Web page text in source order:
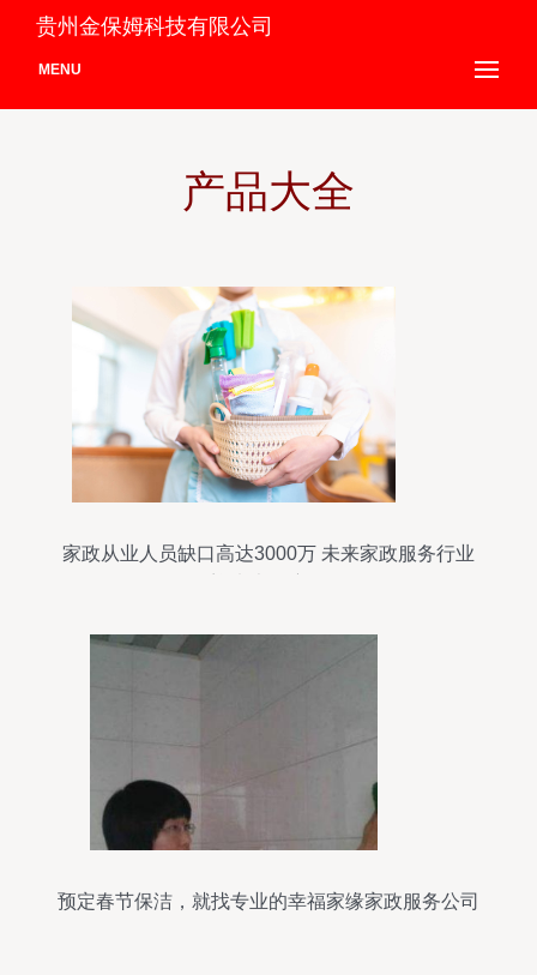
贵州金保姆科技有限公司
MENU
产品大全
家政从业人员缺口高达3000万 未来家政服务行业
预定春节保洁，就找专业的幸福家缘家政服务公司